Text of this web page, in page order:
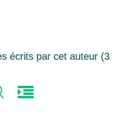
écrits par cet auteur (3